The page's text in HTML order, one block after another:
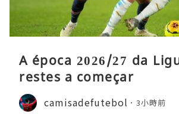
A época 2026/27 da
restes a começar
camisadefutebol 3小時前